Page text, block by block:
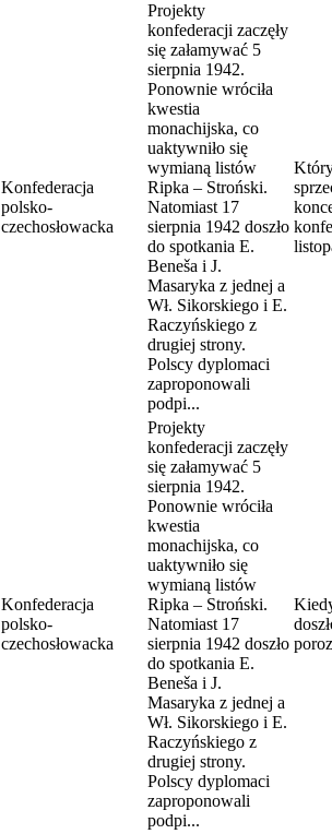
Konfederacja
polsko-
czechosłowacka
Projekty
konfederacji zaczęły
się załamywać 5
sierpnia 1942.
Ponownie wróciła
kwestia
monachijska, co
uaktywniło się
wymianą listów
Ripka – Stroński.
Natomiast 17
sierpnia 1942 doszło
do spotkania E.
Beneša i J.
Masaryka z jednej a
Wł. Sikorskiego i E.
Raczyńskiego z
drugiej strony.
Polscy dyplomaci
zaproponowali
podpi...
Konfederacja
polsko-
czechosłowacka
Projekty
konfederacji zaczęły
się załamywać 5
sierpnia 1942.
Ponownie wróciła
kwestia
monachijska, co
uaktywniło się
wymianą listów
Ripka – Stroński.
Natomiast 17
sierpnia 1942 doszło
do spotkania E.
Beneša i J.
Masaryka z jednej a
Wł. Sikorskiego i E.
Raczyńskiego z
drugiej strony.
Polscy dyplomaci
zaproponowali
podpi...